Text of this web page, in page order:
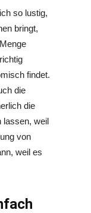
so lustig,
bringt,
findet.
die
die
lassen, weil
von
weil es